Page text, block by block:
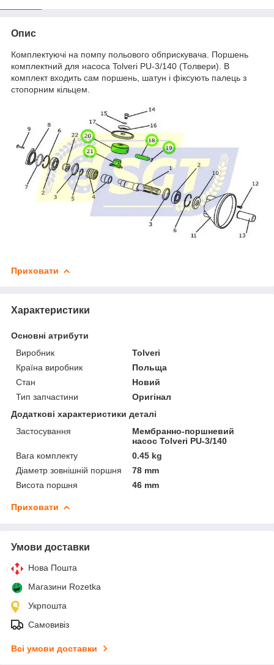
Опис
Комплектуючі на помпу польового обприскувача. Поршень
комплектний для насоса Tolveri PU-3/140 (Толвери). В
комплект входить сам поршень, шатун і фіксують палець з
стопорним кільцем.
Приховати
Характеристики
Основні атрибути
Виробник
Tolveri
Країна виробник
Польща
Стан
Новий
Тип запчастини
Оригінал
Додаткові характеристики деталі
Застосування
Мембранно-поршневий
насос Tolveri PU-3/140
Вага комплекту
0.45 kg
Діаметр зовнішній поршня
78 mm
Висота поршня
46 mm
Приховати
Умови доставки
Нова Пошта
Магазини Rozetka
Укрпошта
Самовивіз
Всі умови доставки